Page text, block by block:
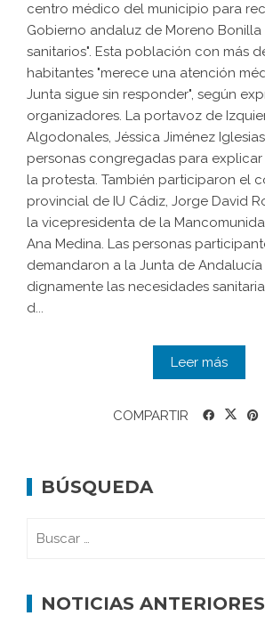
centro médico del municipio para
Gobierno andaluz de Moreno Bonilla
sanitarios". Esta población con más
habitantes "merece una atención
Junta sigue sin responder", según
organizadores. La portavoz de
Algodonales, Jéssica Jiménez
personas congregadas para
la protesta. También participaron el
provincial de IU Cádiz, Jorge David
la vicepresidenta de la
Ana Medina. Las personas
demandaron a la Junta de
dignamente las necesidades
d...
Leer más
COMPARTIR
BÚSQUEDA
NOTICIAS ANTERIORES